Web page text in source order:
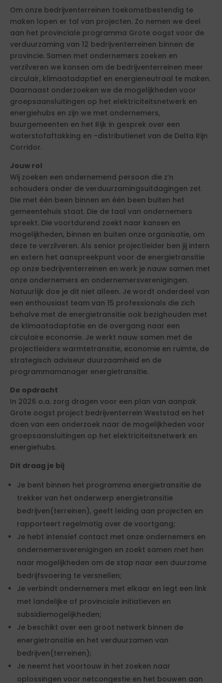
Om onze bedrijventerreinen toekomstbestendig te
maken lopen er tal van projecten. Zo nemen we deel
aan het provinciale programma Grote oogst voor de
verduurzaming van 12 bedrijventerreinen binnen de
provincie. Samen met ondernemers zoeken en
verzilveren we kansen om de bedrijventerreinen meer
circulair, klimaatadaptief en energieneutraal te maken.
Daarnaast onderzoeken we de mogelijkheden voor
groepsaansluitingen op het elektriciteitsnetwerk en
energiehubs en zijn we met ondernemers,
buurgemeenten en het Rijk in gesprek over een
waterstofaftakking en -distributienet van de Delta Rijn
Corridor.
Jouw rol
Wij zoeken een ondernemend persoon die z’n
schouders onder de verduurzamingsuitdagingen zet.
Die met één been binnen en één been buiten het
gemeentehuis staat. Die de taal van ondernemers
spreekt. Die voortdurend zoekt naar kansen en
mogelijkheden, binnen en buiten onze organisatie, om
deze te verzilveren. Als senior projectleider ben jij intern
en extern het aanspreekpunt voor de energietransitie
op onze bedrijventerreinen en werk je nauw samen met
onze ondernemers en ondernemersverenigingen.
Natuurlijk doe je dit niet alleen. Je wordt onderdeel van
een enthousiast team van 15 professionals die zich
behalve met de energietransitie ook bezighouden met
de klimaatadaptatie en de overgang naar een
circulaire economie. Je werkt nauw samen met de
projectleiders warmtetransitie, economie en ruimte, de
strategisch adviseur duurzaamheid en de
programmamanager energietransitie.
De opdracht
In 2026 o.a. zorg dragen voor een plan van aanpak
Grote oogst project bedrijventerrein Weststad en het
doen van een onderzoek naar de mogelijkheden voor
groepsaansluitingen op het elektriciteitsnetwerk en
energiehubs.
Dit draag je bij
Je bent binnen het programma energietransitie de
trekker van het onderwerp energietransitie
bedrijven(terreinen), geeft leiding aan projecten en
rapporteert regelmatig over de voortgang;
Je hebt intensief contact met onze ondernemers en
ondernemersverenigingen en zoekt samen met hen
naar mogelijkheden om de stap naar een duurzame
bedrijfsvoering te versnellen;
Je verbindt ondernemers met elkaar en legt een link
met landelijke of provinciale initiatieven en
subsidiemogelijkheden;
Je beschikt over een groot netwerk binnen de
energietransitie en het verduurzamen van
bedrijven(terreinen);
Je neemt het voortouw in het zoeken naar
oplossingen voor netcongestie en het bouwen aan